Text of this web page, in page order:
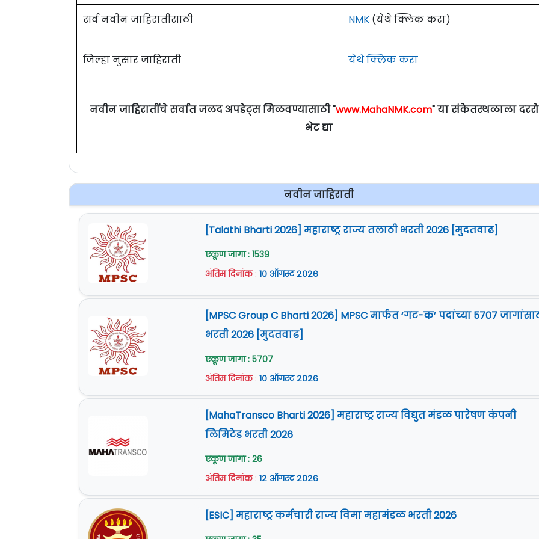
सर्व नवीन जाहिरातींसाठी NMK (येथे क्लिक करा)
जिल्हा नुसार जाहिराती येथे क्लिक करा
नवीन जाहिरातींचे सर्वात जलद अपडेट्स मिळवण्यासाठी "www.MahaNMK.com" या संकेतस्थळाला
भेट द्या
नवीन जाहिराती
[Talathi Bharti 2026] महाराष्ट्र राज्य तलाठी भरती 2026 [मुदतवाढ]
एकूण जागा : 1539
अंतिम दिनांक: १० ऑगस्ट २०२६
[MPSC Group C Bharti 2026] MPSC मार्फत ‘गट-क’ पदांच्या 5707
भरती 2026 [मुदतवाढ]
एकूण जागा : 5707
अंतिम दिनांक: १० ऑगस्ट २०२६
[MahaTransco Bharti 2026] महाराष्ट्र राज्य विद्युत मंडळ पारेषण कंपनी
लिमिटेड भरती 2026
एकूण जागा : 26
अंतिम दिनांक: १२ ऑगस्ट २०२६
[ESIC] महाराष्ट्र कर्मचारी राज्य विमा महामंडळ भरती 2026